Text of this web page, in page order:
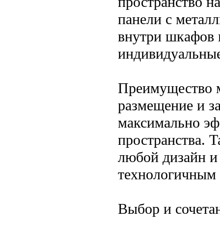
панели с
внутри шкафов
Преимущество
размещение и
максимально
пространства.
любой дизайн и
Выбор и